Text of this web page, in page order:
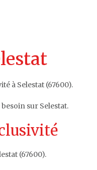
à Selestat (67600).
sur Selestat.
(67600).